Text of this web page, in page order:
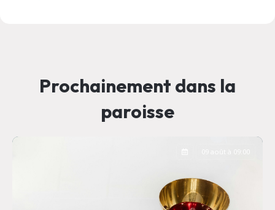
Prochainement dans la
paroisse